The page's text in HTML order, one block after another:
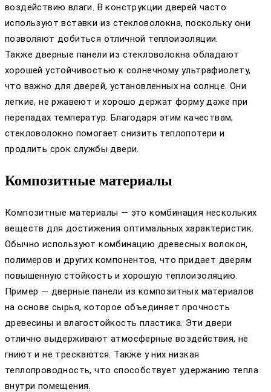
воздействию влаги. В конструкции дверей часто
используют вставки из стекловолокна, поскольку они
позволяют добиться отличной теплоизоляции.
Также дверные панели из стекловолокна обладают
хорошей устойчивостью к солнечному ультрафиолету,
что важно для дверей, установленных на солнце. Они
легкие, не ржавеют и хорошо держат форму даже при
перепадах температур. Благодаря этим качествам,
стекловолокно помогает снизить теплопотери и
продлить срок службы двери.
Композитные материалы
Композитные материалы — это комбинация нескольких
веществ для достижения оптимальных характеристик.
Обычно используют комбинацию древесных волокон,
полимеров и других компонентов, что придает дверям
повышенную стойкость и хорошую теплоизоляцию.
Пример — дверные панели из композитных материалов
на основе сырья, которое объединяет прочность
древесины и влагостойкость пластика. Эти двери
отлично выдерживают атмосферные воздействия, не
гниют и не трескаются. Также у них низкая
теплопроводность, что способствует удержанию тепла
внутри помещения.